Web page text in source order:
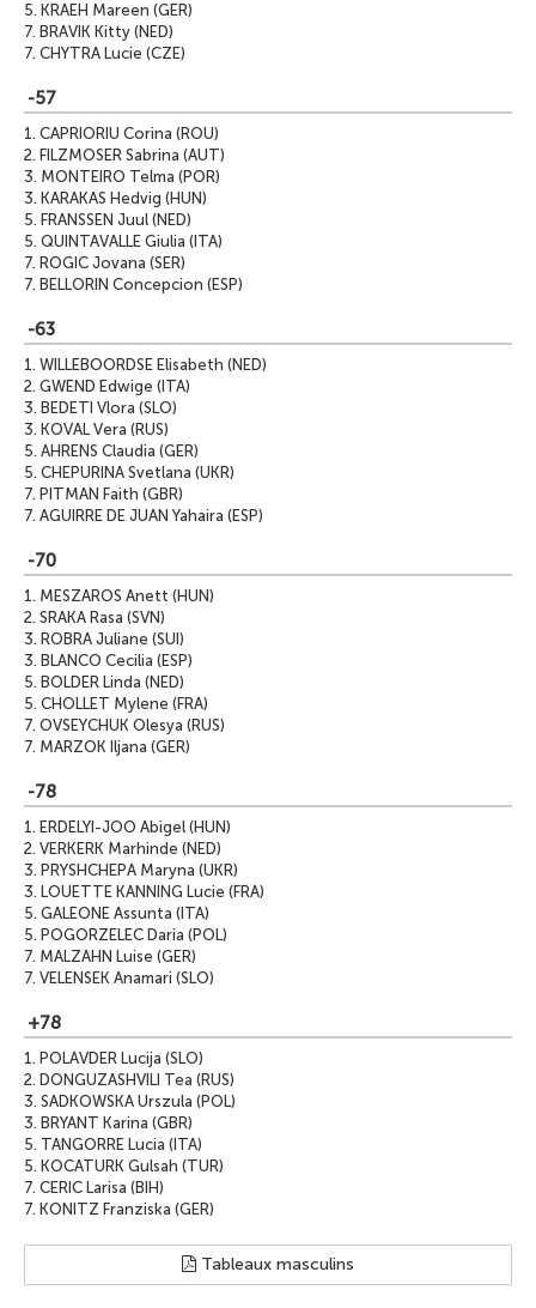
5. KRAEH Mareen (GER)
7. BRAVIK Kitty (NED)
7. CHYTRA Lucie (CZE)
-57
1. CAPRIORIU Corina (ROU)
2. FILZMOSER Sabrina (AUT)
3. MONTEIRO Telma (POR)
3. KARAKAS Hedvig (HUN)
5. FRANSSEN Juul (NED)
5. QUINTAVALLE Giulia (ITA)
7. ROGIC Jovana (SER)
7. BELLORIN Concepcion (ESP)
-63
1. WILLEBOORDSE Elisabeth (NED)
2. GWEND Edwige (ITA)
3. BEDETI Vlora (SLO)
3. KOVAL Vera (RUS)
5. AHRENS Claudia (GER)
5. CHEPURINA Svetlana (UKR)
7. PITMAN Faith (GBR)
7. AGUIRRE DE JUAN Yahaira (ESP)
-70
1. MESZAROS Anett (HUN)
2. SRAKA Rasa (SVN)
3. ROBRA Juliane (SUI)
3. BLANCO Cecilia (ESP)
5. BOLDER Linda (NED)
5. CHOLLET Mylene (FRA)
7. OVSEYCHUK Olesya (RUS)
7. MARZOK Iljana (GER)
-78
1. ERDELYI-JOO Abigel (HUN)
2. VERKERK Marhinde (NED)
3. PRYSHCHEPA Maryna (UKR)
3. LOUETTE KANNING Lucie (FRA)
5. GALEONE Assunta (ITA)
5. POGORZELEC Daria (POL)
7. MALZAHN Luise (GER)
7. VELENSEK Anamari (SLO)
+78
1. POLAVDER Lucija (SLO)
2. DONGUZASHVILI Tea (RUS)
3. SADKOWSKA Urszula (POL)
3. BRYANT Karina (GBR)
5. TANGORRE Lucia (ITA)
5. KOCATURK Gulsah (TUR)
7. CERIC Larisa (BIH)
7. KONITZ Franziska (GER)
Tableaux masculins